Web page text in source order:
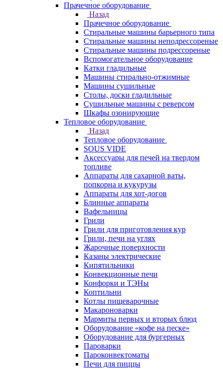
Прачечное оборудование
Назад
Прачечное оборудование
Cтиральные машины барьерного типа
Cтиральные машины неподрессореные
Cтиральные машины подрессореные
Вспомогательное оборудование
Катки гладильные
Машины стирально-отжимные
Машины сушильные
Столы, доски гладильные
Сушильные машины с реверсом
Шкафы озонирующие
Тепловое оборудование
Назад
Тепловое оборудование
SOUS VIDE
Аксессуары для печей на твердом
топливе
Аппараты для сахарной ваты,
попкорна и кукурузы
Аппараты для хот-догов
Блинные аппараты
Вафельницы
Грили
Грили для приготовления кур
Грили, печи на углях
Жарочные поверхности
Казаны электрические
Кипятильники
Конвекционные печи
Конфорки и ТЭНы
Коптильни
Котлы пищеварочные
Макароноварки
Мармиты первых и вторых блюд
Оборудование «кофе на песке»
Оборудование для бургерных
Пароварки
Пароконвектоматы
Печи для пиццы